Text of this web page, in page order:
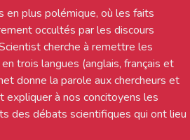
en plus polémique, où les faits
occultés par les discours
cherche à remettre les
trois langues (anglais, français et
donne la parole aux chercheurs et
expliquer à nos concitoyens les
des débats scientifiques qui ont lieu